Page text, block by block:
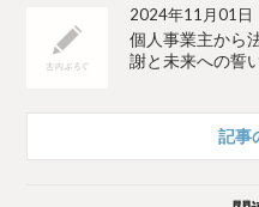
2024年11月01日
個人事業主から
謝と未来への誓
記事